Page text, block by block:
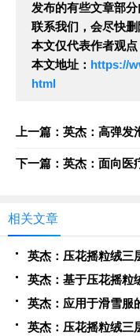
发布的有些文章部
联系我们，会尽快删
本文仅代表作者观点
本文地址： https://
html
相关文章